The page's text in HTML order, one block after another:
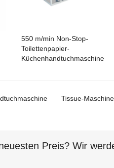
550 m/min Non-Stop-
Toilettenpapier-
Küchenhandtuchmaschine
Tissue-Maschine
Preis? Wir